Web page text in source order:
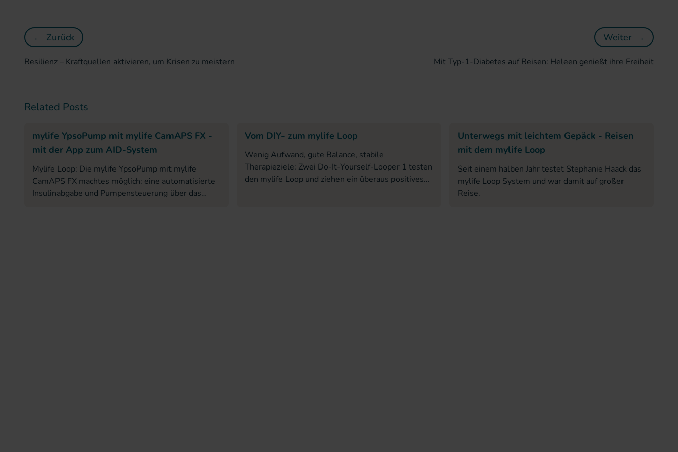
← Zurück
Resilienz – Kraftquellen aktivieren, um Krisen zu meistern
Resilienz – Kraftquellen aktivieren, um Krisen zu meistern
WeiterMit Typ-1-
→
Mit Typ-1-Diabetes auf Reisen: Heleen genießt ihre Freiheit
Related Posts
mylife YpsoPump mit mylife CamAPS FX -
mit der App zum AID-System
Mylife Loop: Die mylife YpsoPump mit mylife
CamAPS FX machtes möglich: eine automatisierte
Insulinabgabe und Pumpensteuerung über das
Vom DIY- zum mylife Loop
Wenig Aufwand, gute Balance, stabile
Therapieziele: Zwei Do-It-Yourself-Looper 1 testen
den mylife Loop und ziehen ein überaus positives
Unterwegs mit leichtem Gepäck - Reisen
mit dem mylife Loop
Seit einem halben Jahr testet Stephanie Haack das
mylife Loop System und war damit auf großer
Reise.